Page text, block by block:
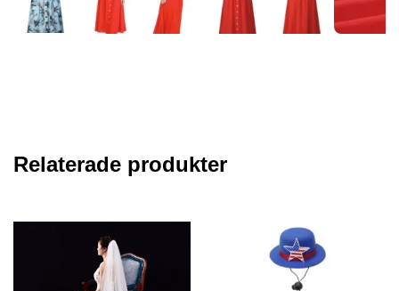
Relaterade produkter